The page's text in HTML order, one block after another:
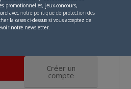
Créer un
compte
promotionnelles, jeux-concours,
avec notre politique de protection des
la cases ci-dessus si vous acceptez de
notre newsletter.